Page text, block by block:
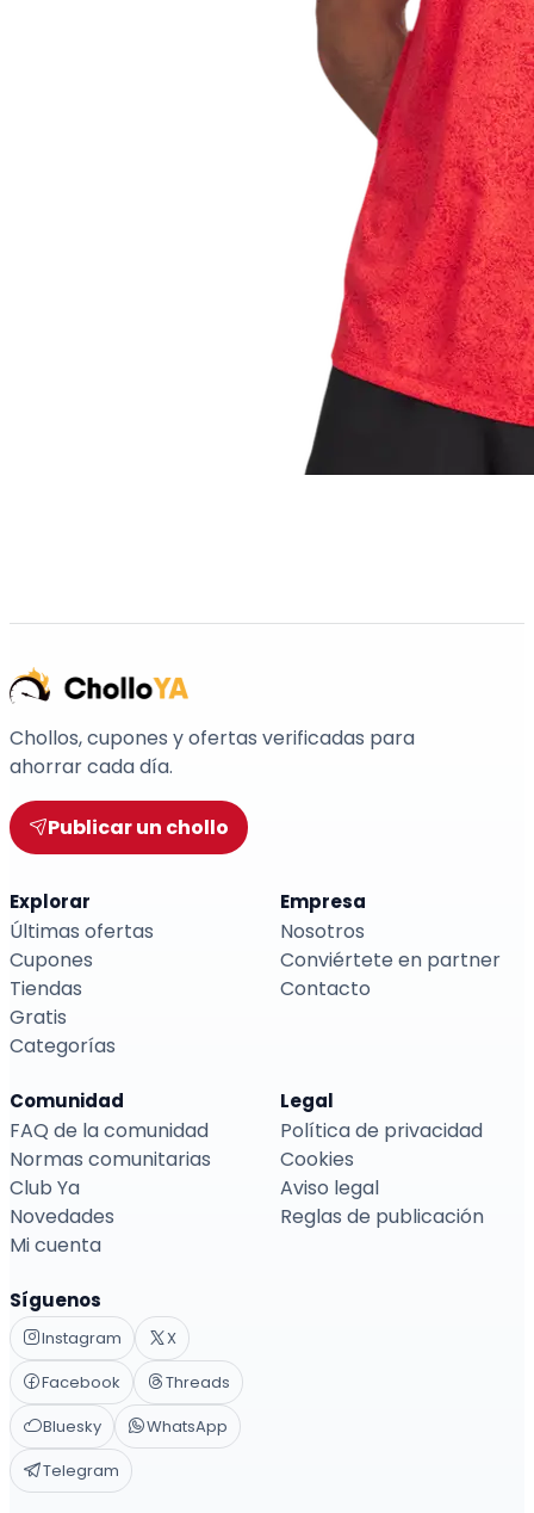
Chollos, cupones y ofertas verificadas para
ahorrar cada día.
Publicar un chollo
Explorar
Últimas ofertas
Cupones
Tiendas
Gratis
Categorías
Empresa
Nosotros
Conviértete en partner
Contacto
Comunidad
FAQ de la comunidad
Normas comunitarias
Club Ya
Novedades
Mi cuenta
Legal
Política de privacidad
Cookies
Aviso legal
Reglas de publicación
Síguenos
Instagram
X
Facebook
Threads
Bluesky
WhatsApp
Telegram